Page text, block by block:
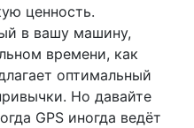
ценность.
в вашу машину,
времени, как
оптимальный
Но давайте
GPS иногда ведёт